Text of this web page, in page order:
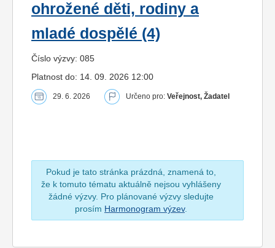
ohrožené děti, rodiny a
mladé dospělé (4)
Číslo výzvy: 085
Platnost do: 14. 09. 2026 12:00
29. 6. 2026 Určeno pro: Veřejnost, Žadatel
Pokud je tato stránka prázdná, znamená to,
že k tomuto tématu aktuálně nejsou vyhlášeny
žádné výzvy. Pro plánované výzvy sledujte
prosím Harmonogram výzev.